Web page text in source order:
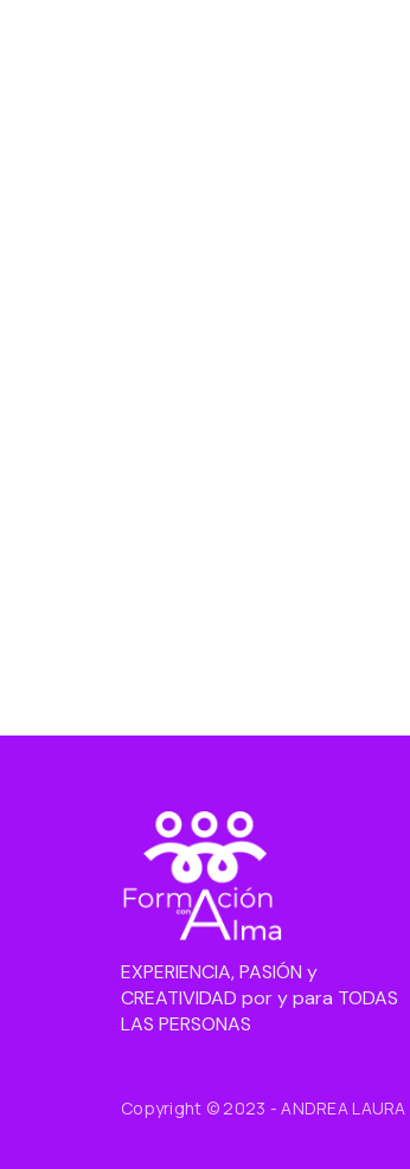
EXPERIENCIA, PASIÓN y
CREATIVIDAD por y para TODAS
LAS PERSONAS
Copyright © 2023 - ANDREA LAURA